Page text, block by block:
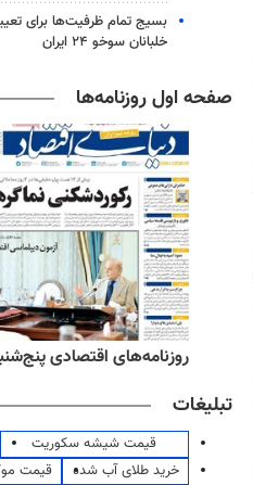
بسیج تمام ظرفیت‌ها برای
خلبانان سوخو ۲۴ ایران
صفحه اول روزنامه‌ها
روزنامه‌های اقتصادی پنج‌شنبه ۱۵ مرداد
تبلیغات
قیمت شیشه سکوریت
خرید طلای آب شده
قیمت